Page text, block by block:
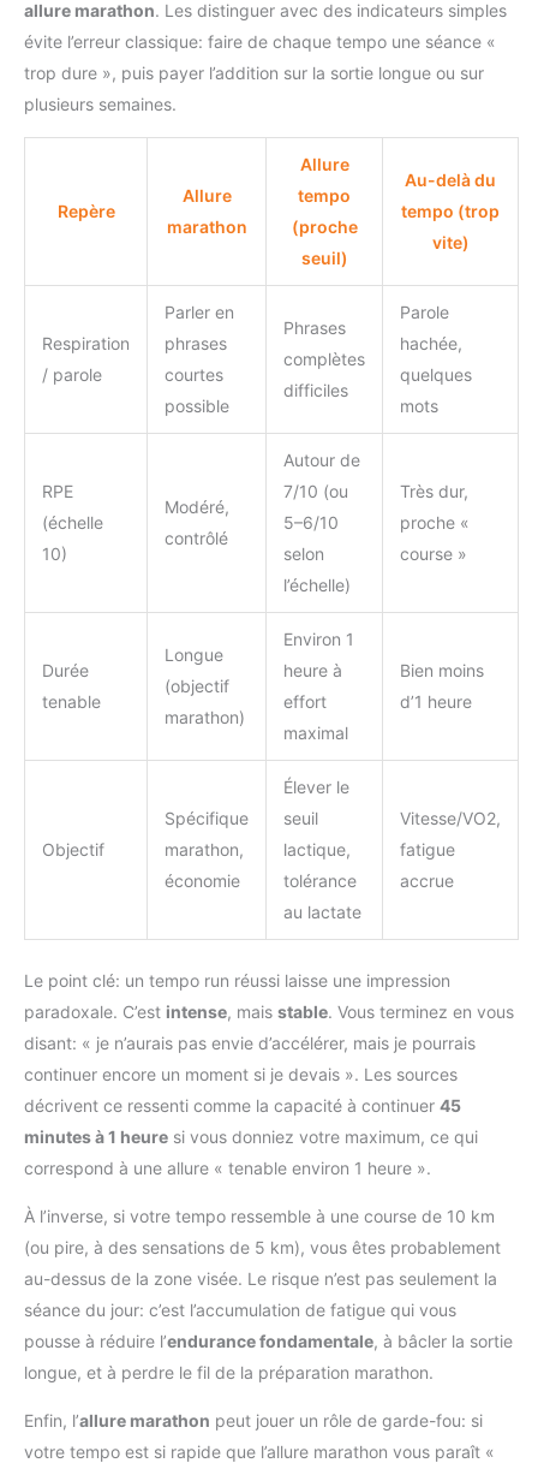
allure marathon. Les distinguer avec des indicateurs simples
évite l’erreur classique: faire de chaque tempo une séance «
trop dure », puis payer l’addition sur la sortie longue ou sur
plusieurs semaines.
Repère
Allure
marathon
Allure
tempo
(proche
seuil)
Au-delà du
tempo (trop
vite)
Respiration
/ parole
Parler en
phrases
courtes
possible
Phrases
complètes
difficiles
Parole
hachée,
quelques
mots
RPE
(échelle
10)
Modéré,
contrôlé
Autour de
7/10 (ou
5–6/10
selon
l’échelle)
Très dur,
proche «
course »
Durée
tenable
Longue
(objectif
marathon)
Environ 1
heure à
effort
maximal
Bien moins
d’1 heure
Objectif
Spécifique
marathon,
économie
Élever le
seuil
lactique,
tolérance
au lactate
Vitesse/VO2,
fatigue
accrue
Le point clé: un tempo run réussi laisse une impression
paradoxale. C’est intense, mais stable. Vous terminez en vous
disant: « je n’aurais pas envie d’accélérer, mais je pourrais
continuer encore un moment si je devais ». Les sources
décrivent ce ressenti comme la capacité à continuer 45
minutes à 1 heure si vous donniez votre maximum, ce qui
correspond à une allure « tenable environ 1 heure ».
À l’inverse, si votre tempo ressemble à une course de 10 km
(ou pire, à des sensations de 5 km), vous êtes probablement
au-dessus de la zone visée. Le risque n’est pas seulement la
séance du jour: c’est l’accumulation de fatigue qui vous
pousse à réduire l’endurance fondamentale, à bâcler la sortie
longue, et à perdre le fil de la préparation marathon.
Enfin, l’allure marathon peut jouer un rôle de garde-fou: si
votre tempo est si rapide que l’allure marathon vous paraît «